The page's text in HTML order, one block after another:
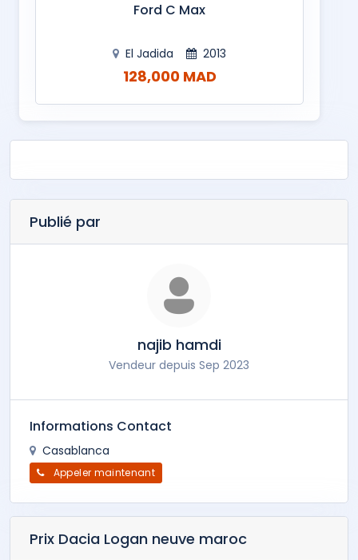
Ford C Max
El Jadida 2013
128,000 MAD
Publié par
najib hamdi
Vendeur depuis Sep 2023
Informations Contact
Casablanca
Appeler maintenant
Prix Dacia Logan neuve maroc